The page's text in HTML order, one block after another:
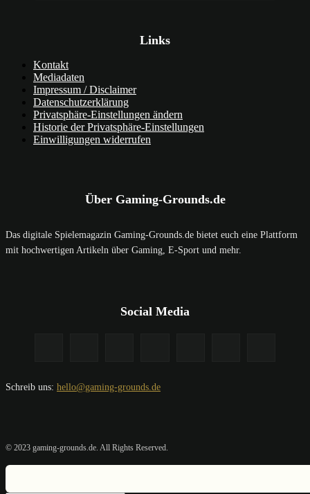
Links
Kontakt
Mediadaten
Impressum / Disclaimer
Datenschutzerklärung
Privatsphäre-Einstellungen ändern
Historie der Privatsphäre-Einstellungen
Einwilligungen widerrufen
Über Gaming-Grounds.de
Das digitale Spielemagazin Gaming-Grounds.de bietet euch eine Plattform
mit hochwertigen Artikeln über Gaming, E-Sport und mehr.
Social Media
Schreib uns: hello@gaming-grounds.de
© 2023 gaming-grounds.de. All Rights Reserved.